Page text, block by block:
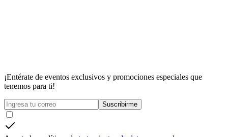
¡Entérate de eventos exclusivos y promociones especiales que
tenemos para ti!
Suscribirme